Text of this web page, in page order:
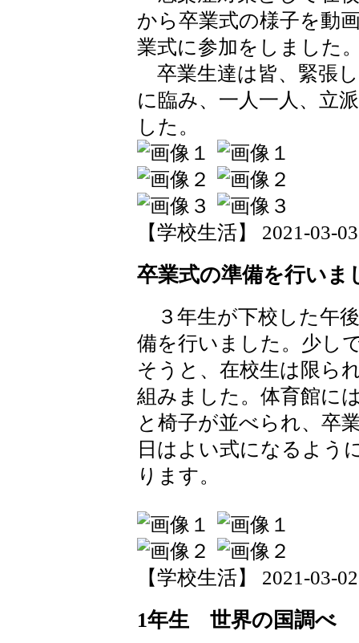
から卒業式の様子を動
業式に参加をしました
卒業生達は皆、緊張
に臨み、一人一人、立
した。
【学校生活】 2021-03-
卒業式の準備を行いま
３年生が下校した午
備を行いました。少し
そうと、在校生は限ら
組みました。体育館に
と椅子が並べられ、卒
日はよい式になるよう
ります。
【学校生活】 2021-03-
1年生 世界の国調べ